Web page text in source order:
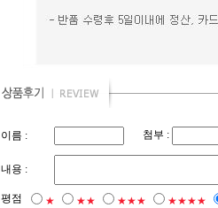
이름 : 첨부 :
내용 :
평점 ★ ★★ ★★★ ★★★★